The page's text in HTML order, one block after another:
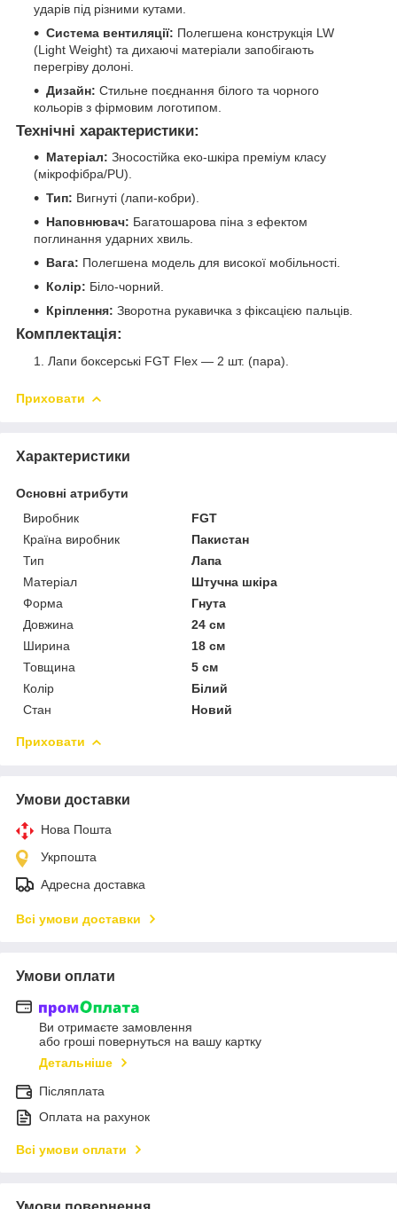
ударів під різними кутами.
Система вентиляції: Полегшена конструкція LW
(Light Weight) та дихаючі матеріали запобігають
перегріву долоні.
Дизайн: Стильне поєднання білого та чорного
кольорів з фірмовим логотипом.
Технічні характеристики:
Матеріал: Зносостійка еко-шкіра преміум класу
(мікрофібра/PU).
Тип: Вигнуті (лапи-кобри).
Наповнювач: Багатошарова піна з ефектом
поглинання ударних хвиль.
Вага: Полегшена модель для високої мобільності.
Колір: Біло-чорний.
Кріплення: Зворотна рукавичка з фіксацією пальців.
Комплектація:
Лапи боксерські FGT Flex — 2 шт. (пара).
Приховати
Характеристики
Основні атрибути
Виробник
FGT
Країна виробник
Пакистан
Тип
Лапа
Матеріал
Штучна шкіра
Форма
Гнута
Довжина
24 см
Ширина
18 см
Товщина
5 см
Колір
Білий
Стан
Новий
Приховати
Умови доставки
Нова Пошта
Укрпошта
Адресна доставка
Всі умови доставки
Умови оплати
Ви отримаєте замовлення
або гроші повернуться на вашу картку
Детальніше
Післяплата
Оплата на рахунок
Всі умови оплати